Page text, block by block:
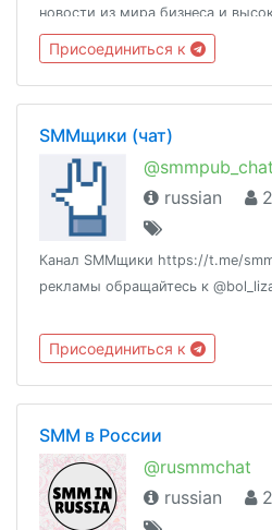
новости из мира бизнеса и
@startupnews и еженедельный
@eventsMoscowПравила: http://
06-05
Присоединиться к
SMMщики (чат)
@smmpub_chat
russian
2
Канал SMMщики https://t.me/
рекламы обращайтесь к
Присоединиться к
SMM в России
@rusmmchat
russian
2